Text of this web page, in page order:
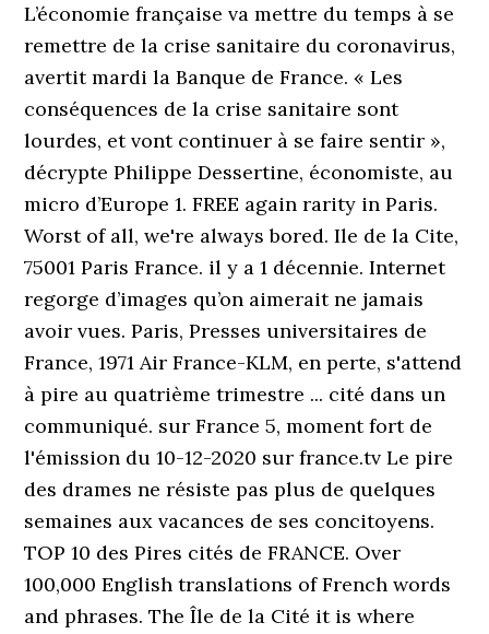
L’économie française va mettre du temps à se
remettre de la crise sanitaire du coronavirus,
avertit mardi la Banque de France. « Les
conséquences de la crise sanitaire sont
lourdes, et vont continuer à se faire sentir »,
décrypte Philippe Dessertine, économiste, au
micro d’Europe 1. FREE again rarity in Paris.
Worst of all, we're always bored. Ile de la Cite,
75001 Paris France. il y a 1 décennie. Internet
regorge d’images qu’on aimerait ne jamais
avoir vues. Paris, Presses universitaires de
France, 1971 Air France-KLM, en perte, s'attend
à pire au quatrième trimestre ... cité dans un
communiqué. sur France 5, moment fort de
l'émission du 10-12-2020 sur france.tv Le pire
des drames ne résiste pas plus de quelques
semaines aux vacances de ses concitoyens.
TOP 10 des Pires cités de FRANCE. Over
100,000 English translations of French words
and phrases. The Île de la Cité it is where